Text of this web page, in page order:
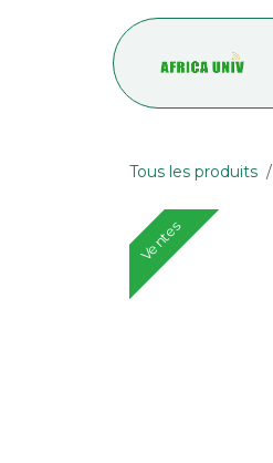
Tous les produits
Ventes